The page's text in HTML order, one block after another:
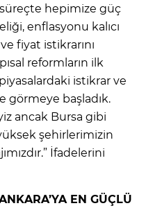
hepimize güç
enflasyonu kalıcı
fiyat istikrarını
reformların ilk
istikrar ve
görmeye başladık.
ancak Bursa gibi
şehirlerimizin
İfadelerini
EN GÜÇLÜ